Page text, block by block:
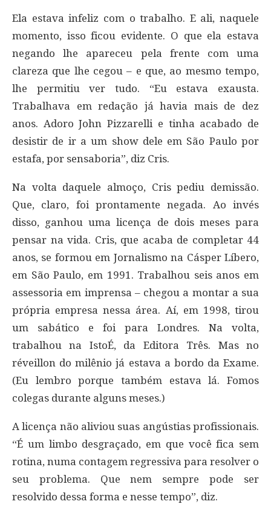
Ela estava infeliz com o trabalho. E ali, naquele
momento, isso ficou evidente. O que ela estava
negando lhe apareceu pela frente com uma
clareza que lhe cegou – e que, ao mesmo tempo,
lhe permitiu ver tudo. “Eu estava exausta.
Trabalhava em redação já havia mais de dez
anos. Adoro John Pizzarelli e tinha acabado de
desistir de ir a um show dele em São Paulo por
estafa, por sensaboria”, diz Cris.
Na volta daquele almoço, Cris pediu demissão.
Que, claro, foi prontamente negada. Ao invés
disso, ganhou uma licença de dois meses para
pensar na vida. Cris, que acaba de completar 44
anos, se formou em Jornalismo na Cásper Líbero,
em São Paulo, em 1991. Trabalhou seis anos em
assessoria em imprensa – chegou a montar a sua
própria empresa nessa área. Aí, em 1998, tirou
um sabático e foi para Londres. Na volta,
trabalhou na IstoÉ, da Editora Três. Mas no
réveillon do milênio já estava a bordo da Exame.
(Eu lembro porque também estava lá. Fomos
colegas durante alguns meses.)
A licença não aliviou suas angústias profissionais.
“É um limbo desgraçado, em que você fica sem
rotina, numa contagem regressiva para resolver o
seu problema. Que nem sempre pode ser
resolvido dessa forma e nesse tempo”, diz.